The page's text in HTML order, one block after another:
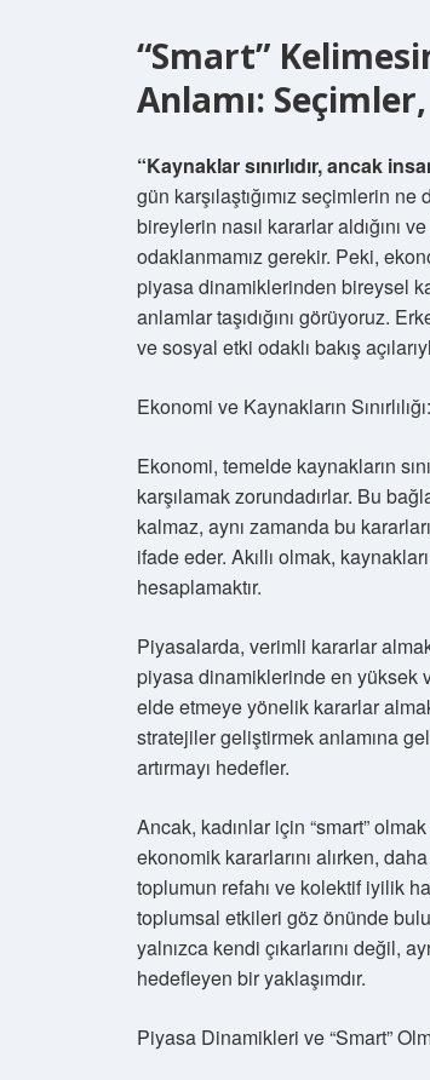
“Smart”
Anlamı:
“Kaynaklar sınırlıdır, ancak
gün karşılaştığımız seçimlerin
bireylerin nasıl kararlar aldığını
odaklanmamız gerekir. Peki,
piyasa dinamiklerinden bireysel
anlamlar taşıdığını görüyoruz.
ve sosyal etki odaklı bakış
Ekonomi ve Kaynakların
Ekonomi, temelde kaynakların
karşılamak zorundadırlar. Bu
kalmaz, aynı zamanda bu
ifade eder. Akıllı olmak,
hesaplamaktır.
Piyasalarda, verimli kararlar
piyasa dinamiklerinde en yüksek
elde etmeye yönelik kararlar
stratejiler geliştirmek anlamına
artırmayı hedefler.
Ancak, kadınlar için “smart”
ekonomik kararlarını alırken,
toplumun refahı ve kolektif iyilik
toplumsal etkileri göz önünde
yalnızca kendi çıkarlarını değil,
hedefleyen bir yaklaşımdır.
Piyasa Dinamikleri ve “Smart”